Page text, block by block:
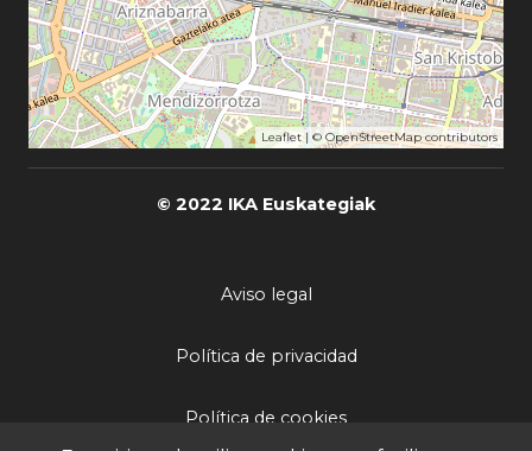
Leaflet| ©OpenStreetMapcontributors
© 2022 IKA Euskategiak
Aviso legal
Política de privacidad
Política de cookies